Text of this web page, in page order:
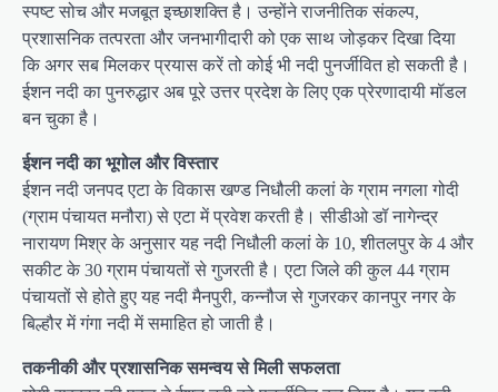
स्पष्ट सोच और मजबूत इच्छाशक्ति है। उन्होंने राजनीतिक संकल्प,
प्रशासनिक तत्परता और जनभागीदारी को एक साथ जोड़कर दिखा दिया
कि अगर सब मिलकर प्रयास करें तो कोई भी नदी पुनर्जीवित हो सकती है।
ईशन नदी का पुनरुद्धार अब पूरे उत्तर प्रदेश के लिए एक प्रेरणादायी मॉडल
बन चुका है।
ईशन नदी का भूगोल और विस्तार
ईशन नदी जनपद एटा के विकास खण्ड निधौली कलां के ग्राम नगला गोदी
(ग्राम पंचायत मनौरा) से एटा में प्रवेश करती है। सीडीओ डॉ नागेन्द्र
नारायण मिश्र के अनुसार यह नदी निधौली कलां के 10, शीतलपुर के 4 और
सकीट के 30 ग्राम पंचायतों से गुजरती है। एटा जिले की कुल 44 ग्राम
पंचायतों से होते हुए यह नदी मैनपुरी, कन्नौज से गुजरकर कानपुर नगर के
बिल्हौर में गंगा नदी में समाहित हो जाती है।
तकनीकी और प्रशासनिक समन्वय से मिली सफलता